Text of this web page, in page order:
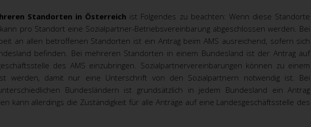
Standorten in Österreich ist Folgendes zu beachten: Wenn diese Standorte
pro Standort eine Sozialpartner-Betriebsvereinbarung abgeschlossen werden. Bei
an allen betroffenen Standorten ist ein Antrag beim AMS ausreichend, sofern sich
befinden. Bei mehreren Standorten in einem Bundesland ist der Antrag auf
des AMS einzubringen. Sozialpartnervereinbarungen können zu einem
werden, damit nur eine Unterschrift von den Sozialpartnern notwendig ist. Bei
Bundesländern ist grundsätzlich in jedem Bundesland ein Antrag
kann allerdings die Zuständigkeit für alle Anträge auf eine Landesgeschäftsstelle des